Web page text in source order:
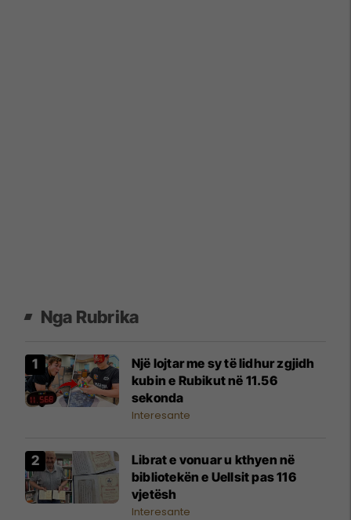
Nga Rubrika
Një lojtar me sy të lidhur zgjidh
kubin e Rubikut në 11.56
sekonda
Interesante
Librat e vonuar u kthyen në
bibliotekën e Uellsit pas 116
vjetësh
Interesante